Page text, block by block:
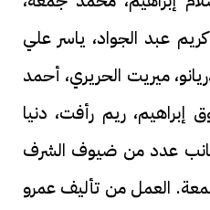
عبد الجواد، ياسر علي
ميريت الحريري، أحمد
ريم رأفت، دنيا
جانب عدد من ضيوف الشرف
العمل من تأليف عمرو